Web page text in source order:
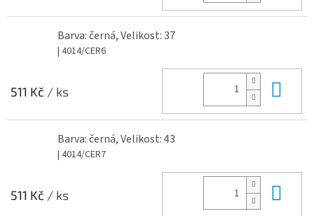
Barva: černá, Velikost: 37
| 4014/CER6
511 Kč / ks
Barva: černá, Velikost: 43
| 4014/CER7
511 Kč / ks